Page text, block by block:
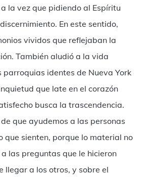
la vez que pidiendo al Espíritu
En este sentido,
vividos que reflejaban la
También aludió a la vida
identes de Nueva York
que late en el corazón
busca la trascendencia.
que ayudemos a las personas
que sienten, porque lo material no
las preguntas que le hicieron
llegar a los otros, y sobre el